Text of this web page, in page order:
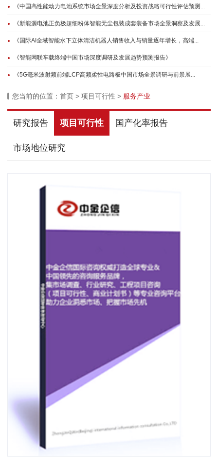
《中国高性能动力电池系统市场全景深度分析及投资战略可行性评估预测...
《新能源电池正负极超细粉体智能无尘包装成套装备市场全景洞察及发展...
《国际AI全域智能水下立体清洁机器人销售收入与销量逐年增长，高端...
《智能网联车载终端中国市场深度调研及发展趋势预测报告》
《5G毫米波射频前端LCP高频柔性电路板中国市场全景调研与前景展...
您当前的位置： 首页 > 项目可行性 > 服务产业
研究报告 项目可行性 国产化率报告
市场地位研究